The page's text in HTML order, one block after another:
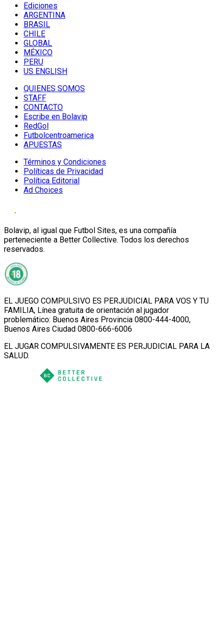
Ediciones
ARGENTINA
BRASIL
CHILE
GLOBAL
MÉXICO
PERU
US ENGLISH
QUIENES SOMOS
STAFF
CONTACTO
Escribe en Bolavip
RedGol
Futbolcentroamerica
APUESTAS
Términos y Condiciones
Políticas de Privacidad
Política Editorial
Ad Choices
Bolavip, al igual que Futbol Sites, es una compañía
perteneciente a Better Collective. Todos los derechos
reservados.
EL JUEGO COMPULSIVO ES PERJUDICIAL PARA VOS Y TU
FAMILIA, Línea gratuita de orientación al jugador
problemático: Buenos Aires Provincia 0800-444-4000,
Buenos Aires Ciudad 0800-666-6006
EL JUGAR COMPULSIVAMENTE ES PERJUDICIAL PARA LA
SALUD.